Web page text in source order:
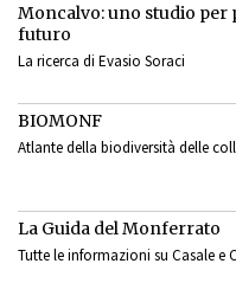
Moncalvo: uno studio per
futuro
La ricerca di Evasio Soraci
BIOMONF
Atlante della biodiversità delle
La Guida del Monferrato
Tutte le informazioni su Casale e